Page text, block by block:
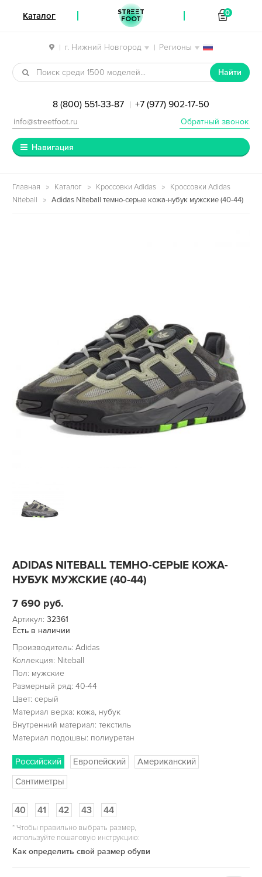
| г. Нижний Новгород | Регионы
Перейти к навигации
Перейти к содержимому
Найти
8 (800) 551-33-87 | +7 (977) 902-17-50
Обратный звонок
info@streetfoot.ru
Навигация
Главная Каталог Кроссовки Adidas
Кроссовки Adidas
Niteball
Adidas Niteball темно-серые кожа-нубук мужские (40-44)
ADIDAS NITEBALL ТЕМНО-СЕРЫЕ КОЖА-
НУБУК МУЖСКИЕ (40-44)
7 690 руб.
Артикул: 32361
Есть в наличии
Производитель: Adidas
Коллекция: Niteball
Пол: мужские
Размерный ряд: 40-44
Цвет: серый
Материал верха: кожа, нубук
Внутренний материал: текстиль
Материал подошвы: полиуретан
Российский Европейский
Американский
Сантиметры
40 41 42 43 44
*Чтобы правильно выбрать размер,
используйте пошаговую инструкцию:
Как определить свой размер обуви
Каталог STREET
FOOT
0